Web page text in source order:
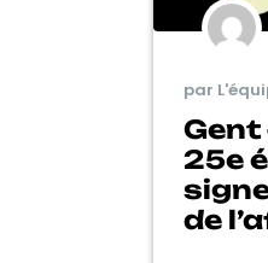
par
Gent
25e
de